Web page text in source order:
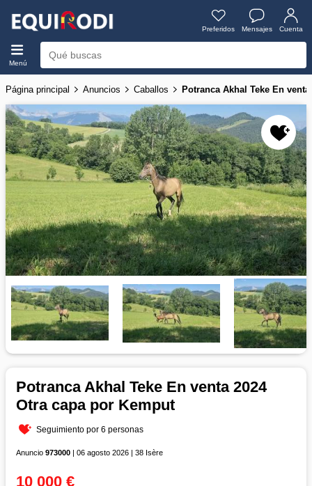
Preferidos Mensajes Cuenta
Menú
Página principal Anuncios Caballos Potranca Akhal Teke En
Potranca Akhal Teke En venta 2024
Otra capa por Kemput
Seguimiento por 6 personas
Anuncio 973000 | 06 agosto 2026 | 38 Isère
10 000 €